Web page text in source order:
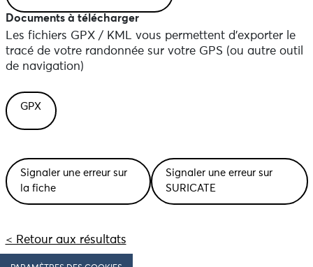
Documents à télécharger
Les fichiers GPX / KML vous permettent d'exporter le
tracé de votre randonnée sur votre GPS (ou autre outil
de navigation)
GPX
Signaler une erreur sur
la fiche
Signaler une erreur sur
SURICATE
< Retour aux résultats